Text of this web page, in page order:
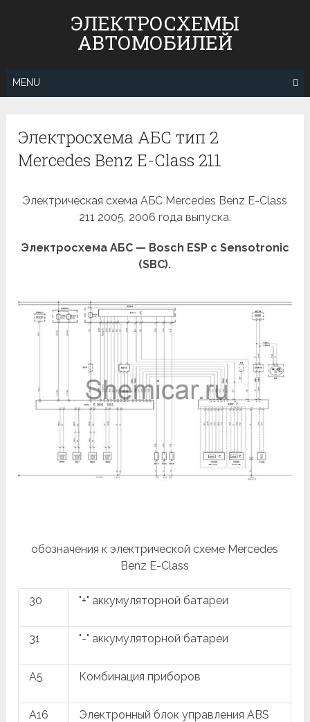
ЭЛЕКТРОСХЕМЫ
АВТОМОБИЛЕЙ
MENU
Электросхема АБС тип 2
Mercedes Benz E-Class 211
Электрическая схема АБС Mercedes Benz E-Class
211 2005, 2006 года выпуска.
Электросхема АБС — Bosch ESP c Sensotronic
(SBC).
обозначения к электрической схеме Mercedes
Benz Е-Class
30 "+" аккумуляторной батареи
31 "-" аккумуляторной батареи
A5 Комбинация приборов
A16 Электронный блок управления ABS